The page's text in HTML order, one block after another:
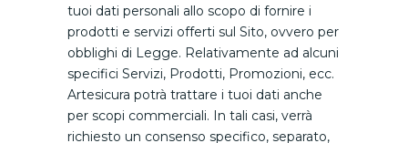
tuoi dati personali allo scopo di fornire i
prodotti e servizi offerti sul Sito, ovvero per
obblighi di Legge. Relativamente ad alcuni
specifici Servizi, Prodotti, Promozioni, ecc.
Artesicura potrà trattare i tuoi dati anche
per scopi commerciali. In tali casi, verrà
richiesto un consenso specifico, separato,